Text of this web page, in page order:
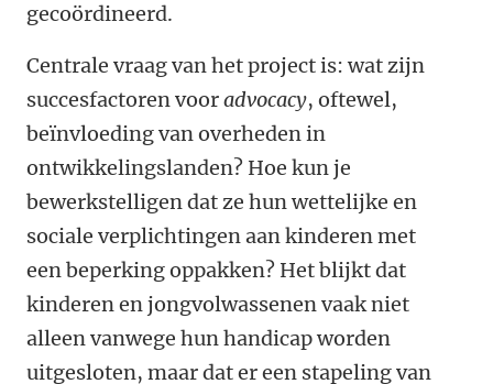
gecoördineerd.
Centrale vraag van het project is: wat zijn
succesfactoren vooradvocacy, oftewel,
beïnvloeding van overheden in
ontwikkelingslanden? Hoe kun je
bewerkstelligen dat ze hun wettelijke en
sociale verplichtingen aan kinderen met
een beperking oppakken? Het blijkt dat
kinderen en jongvolwassenen vaak niet
alleen vanwege hun handicap worden
uitgesloten, maar dat er een stapeling van